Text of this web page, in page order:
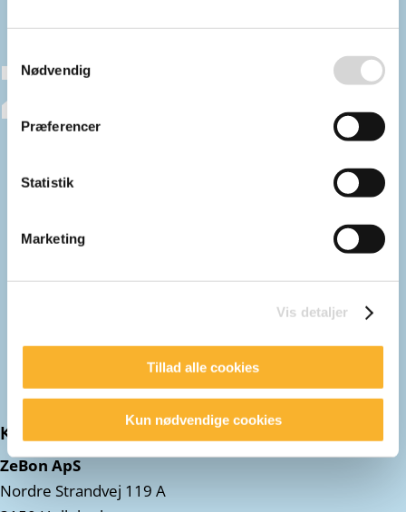
Nødvendig
Præferencer
Statistik
Marketing
Vis detaljer
Tillad alle cookies
Kun nødvendige cookies
Kontakt:
ZeBon ApS
Nordre Strandvej 119 A